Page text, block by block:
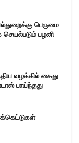
பெருமை
செயல்படும் பழனி
வழக்கில் கைது
பாய்ந்தது